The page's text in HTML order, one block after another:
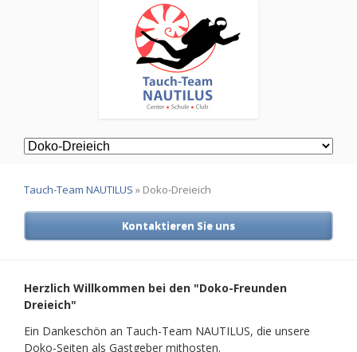
Navigation
Tauch-Team NAUTILUS » Doko-Dreieich
Kontaktieren Sie uns
Herzlich Willkommen bei den "Doko-Freunden
Dreieich"
Ein Dankeschön an Tauch-Team NAUTILUS, die unsere
Doko-Seiten als Gastgeber mithosten.